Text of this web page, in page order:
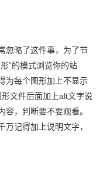
忽略了这件事，为了节
”的模式浏览你的站
为每个图形加上不显示
文件后面加上alt文字说
，判断要不要观看。
记得加上说明文字，